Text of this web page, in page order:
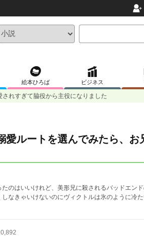
絵本ひろば ビジネス
れすぎて脇役から主役になりました
愛ルートを選んでみたら、お
のはいいけれど、美形兄に殺されるバッドエン
なきゃいけないのにヴィクトルは氷のように